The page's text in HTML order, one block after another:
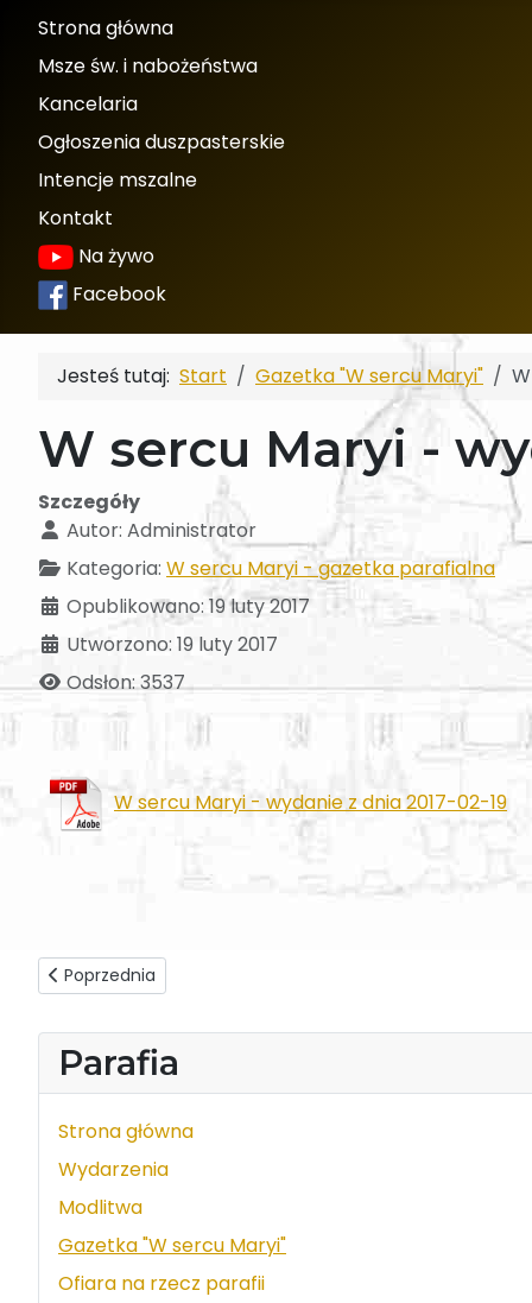
Strona główna
Msze św. i nabożeństwa
Kancelaria
Ogłoszenia duszpasterskie
Intencje mszalne
Kontakt
Na żywo
Facebook
Parafia
Strona główna
Wydarzenia
Modlitwa
Gazetka "W sercu Maryi"
Ofiara na rzecz parafii
Jesteś tutaj: Start Gazetka "W sercu Maryi"
W sercu Maryi -
Szczegóły
Autor: Administrator
Kategoria: W sercu Maryi - gazetka parafialna
Opublikowano: 19 luty 2017
Utworzono: 19 luty 2017
Odsłon: 3537
W sercu Maryi - wydanie z dnia 2017-02-19
Poprzednia strona: W sercu Maryi - wydanie z dnia 2017-
Poprzednia